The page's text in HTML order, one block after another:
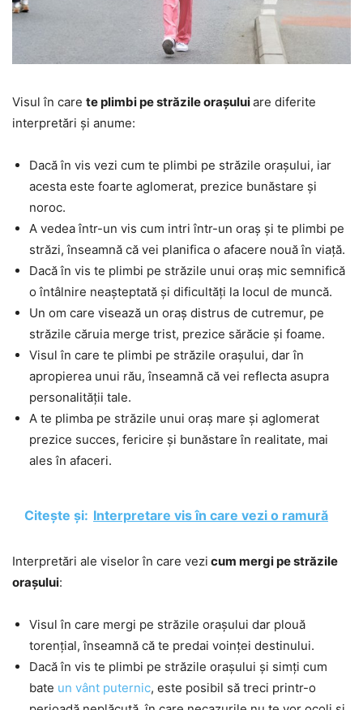
Visul în care te plimbi pe străzile orașuluiare diferite
interpretări și anume:
Dacă în vis vezi cum te plimbi pe străzile orașului, iar
acesta este foarte aglomerat, prezice bunăstare și
noroc.
A vedea într-un vis cum intri într-un oraș și te plimbi pe
străzi, înseamnă că vei planifica o afacere nouă în viață.
Dacă în vis te plimbi pe străzile unui oraș mic semnifică
o întâlnire neașteptată și dificultăți la locul de muncă.
Un om care visează un oraș distrus de cutremur, pe
străzile căruia merge trist, prezice sărăcie și foame.
Visul în care te plimbi pe străzile orașului, dar în
apropierea unui rău, înseamnă că vei reflecta asupra
personalității tale.
A te plimba pe străzile unui oraș mare și aglomerat
prezice succes, fericire și bunăstare în realitate, mai
ales în afaceri.
Citește și: Interpretare vis în care vezi o ramură
Interpretări ale viselor în care vezi cum mergi pe străzile
orașului:
Visul în care mergi pe străzile orașului dar plouă
torențial, înseamnă că te predai voinței destinului.
Dacă în vis te plimbi pe străzile orașului și simți cum
bate un vânt puternic, este posibil să treci printr-o